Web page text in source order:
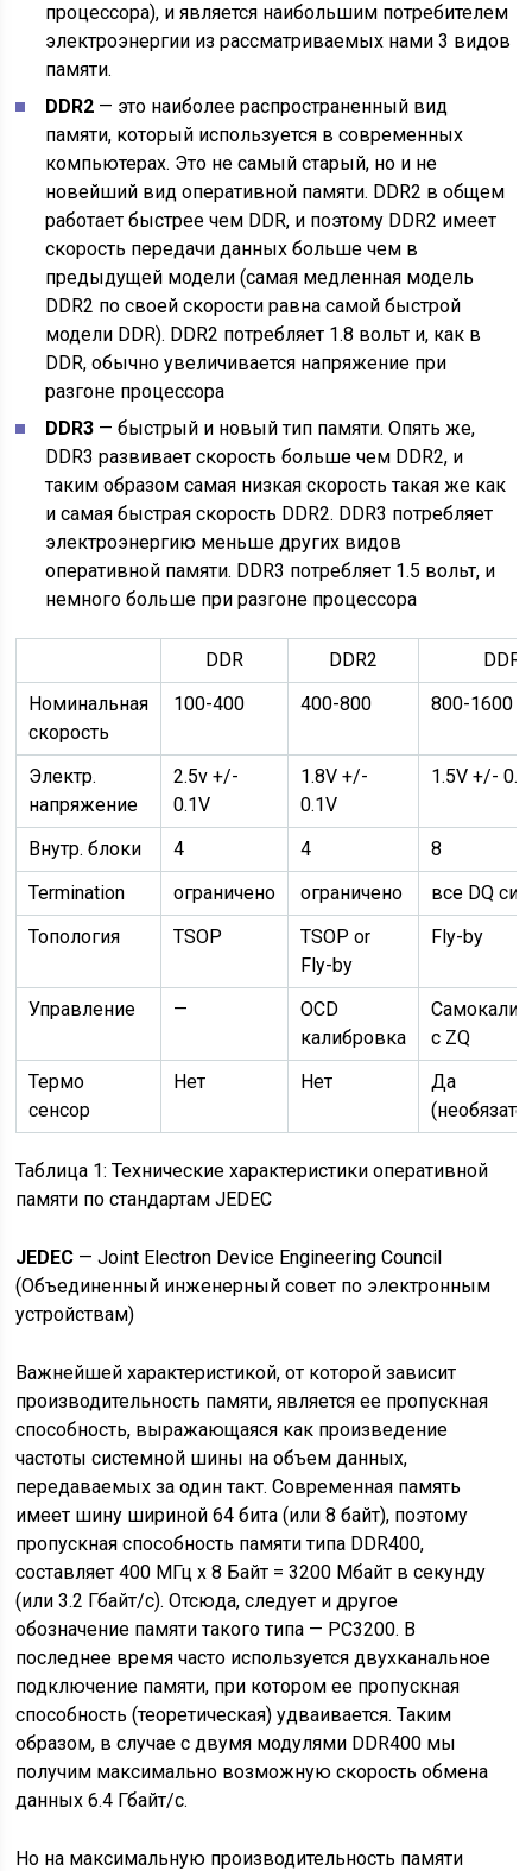
процессора), и является наибольшим потребителем
электроэнергии из рассматриваемых нами 3 видов
памяти.
DDR2 — это наиболее распространенный вид
памяти, который используется в современных
компьютерах. Это не самый старый, но и не
новейший вид оперативной памяти. DDR2 в общем
работает быстрее чем DDR, и поэтому DDR2 имеет
скорость передачи данных больше чем в
предыдущей модели (самая медленная модель
DDR2 по своей скорости равна самой быстрой
модели DDR). DDR2 потребляет 1.8 вольт и, как в
DDR, обычно увеличивается напряжение при
разгоне процессора
DDR3 — быстрый и новый тип памяти. Опять же,
DDR3 развивает скорость больше чем DDR2, и
таким образом самая низкая скорость такая же как
и самая быстрая скорость DDR2. DDR3 потребляет
электроэнергию меньше других видов
оперативной памяти. DDR3 потребляет 1.5 вольт, и
немного больше при разгоне процессора
DDR DDR2
DDR3
Номинальная
скорость
100-400 400-800 800-1600
Электр.
напряжение
2.5v +/-
0.1V
1.8V +/-
0.1V
1.5V +/-
Внутр. блоки 4 4
8
Termination
ограничено ограничено
все DQ
Топология
TSOP
TSOP or
Fly-by
Fly-by
Управление —
OCD
калибровка
с ZQ
Термо
сенсор
Нет Нет
Да
Таблица 1: Технические характеристики оперативной
памяти по стандартам JEDEC
JEDEC — Joint Electron Device Engineering Council
(Объединенный инженерный совет по электронным
устройствам)
Важнейшей характеристикой, от которой зависит
производительность памяти, является ее пропускная
способность, выражающаяся как произведение
частоты системной шины на объем данных,
передаваемых за один такт. Современная память
имеет шину шириной 64 бита (или 8 байт), поэтому
пропускная способность памяти типа DDR400,
составляет 400 МГц х 8 Байт = 3200 Мбайт в секунду
(или 3.2 Гбайт/с). Отсюда, следует и другое
обозначение памяти такого типа — PC3200. В
последнее время часто используется двухканальное
подключение памяти, при котором ее пропускная
способность (теоретическая) удваивается. Таким
образом, в случае с двумя модулями DDR400 мы
получим максимально возможную скорость обмена
данных 6.4 Гбайт/с.
Но на максимальную производительность памяти